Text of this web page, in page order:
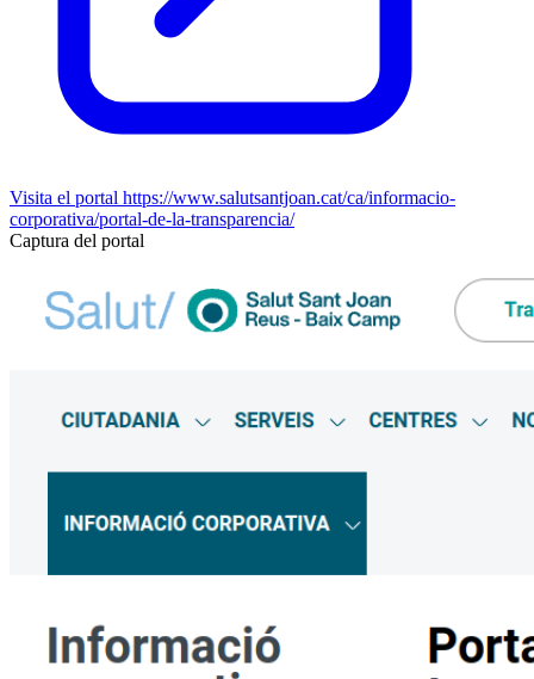
Visita el portal https://www.salutsantjoan.cat/ca/informacio-
corporativa/portal-de-la-transparencia/
Captura del portal